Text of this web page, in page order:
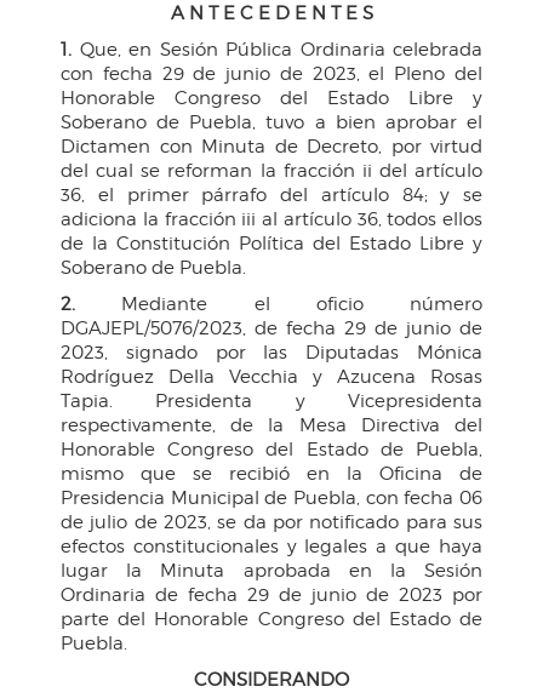
A N T E C E D E N T E S
1. Que, en Sesión Pública Ordinaria celebrada
con fecha 29 de junio de 2023, el Pleno del
Honorable Congreso del Estado Libre y
Soberano de Puebla, tuvo a bien aprobar el
Dictamen con Minuta de Decreto, por virtud
del cual se reforman la fracción ii del artículo
36, el primer párrafo del artículo 84; y se
adiciona la fracción iii al artículo 36, todos ellos
de la Constitución Política del Estado Libre y
Soberano de Puebla.
2. Mediante el oficio número
DGAJEPL/5076/2023, de fecha 29 de junio de
2023, signado por las Diputadas Mónica
Rodríguez Della Vecchia y Azucena Rosas
Tapia. Presidenta y Vicepresidenta
respectivamente, de la Mesa Directiva del
Honorable Congreso del Estado de Puebla,
mismo que se recibió en la Oficina de
Presidencia Municipal de Puebla, con fecha 06
de julio de 2023, se da por notificado para sus
efectos constitucionales y legales a que haya
lugar la Minuta aprobada en la Sesión
Ordinaria de fecha 29 de junio de 2023 por
parte del Honorable Congreso del Estado de
Puebla.
CONSIDERANDO